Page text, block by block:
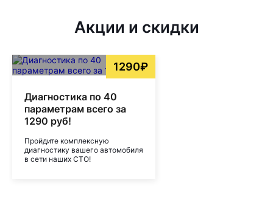
Акции и скидки
1290₽
Диагностика по 40
параметрам всего за
1290 руб!
Пройдите комплексную
диагностику вашего автомобиля
в сети наших СТО!